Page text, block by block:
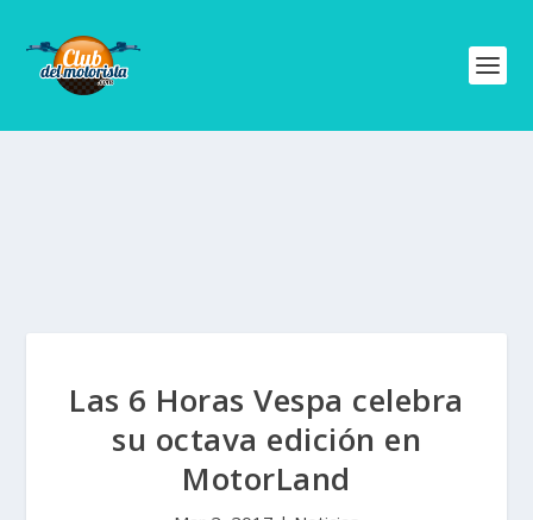
Las 6 Horas Vespa celebra
su octava edición en
MotorLand